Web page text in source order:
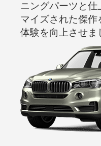
ニングパーツと仕
マイズされた傑
体験を向上させま